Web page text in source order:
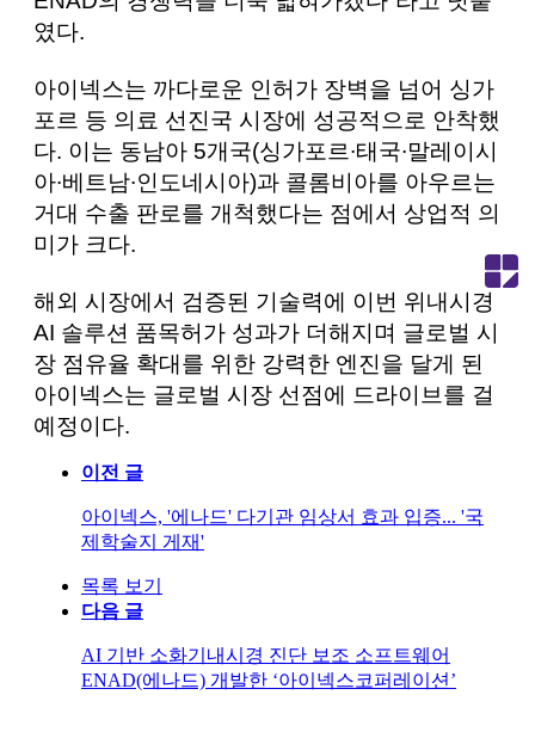
였다.
아이넥스는 까다로운 인허가 장벽을 넘어 싱가
포르 등 의료 선진국 시장에 성공적으로 안착했
다. 이는 동남아 5개국(싱가포르∙태국∙말레이시
아∙베트남∙인도네시아)과 콜롬비아를 아우르는
거대 수출 판로를 개척했다는 점에서 상업적 의
미가 크다.
해외 시장에서 검증된 기술력에 이번 위내시경
AI 솔루션 품목허가 성과가 더해지며 글로벌 시
장 점유율 확대를 위한 강력한 엔진을 달게 된
아이넥스는 글로벌 시장 선점에 드라이브를 걸
예정이다.
이전 글
아이넥스, '에나드' 다기관 임상서 효과 입증... '국
제학술지 게재'
목록 보기
다음 글
AI 기반 소화기내시경 진단 보조 소프트웨어
ENAD(에나드) 개발한 ‘아이넥스코퍼레이션’